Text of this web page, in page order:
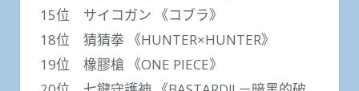
15位 サイコガン 《コブラ》
18位 猜猜拳 《HUNTER×HUNTER》
19位 橡膠槍 《ONE PIECE》